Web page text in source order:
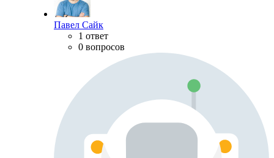
Павел Сайк
1 ответ
0 вопросов